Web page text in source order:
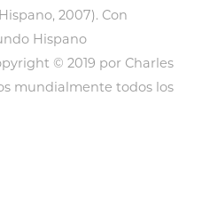
2007). Con
Hispano
© 2019 por Charles
mundialmente todos los